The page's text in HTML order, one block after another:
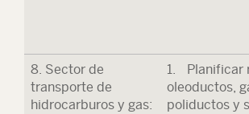
8. Sector de
transporte de
hidrocarburos y gas:
1. Planificar
oleoductos,
poliductos y